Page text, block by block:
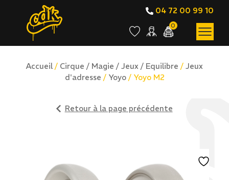
04 72 00 99 10
0
Accueil / Cirque / Magie / Jeux / Equilibre / Jeux
d'adresse / Yoyo/ Yoyo M2
Retour à la page précédente